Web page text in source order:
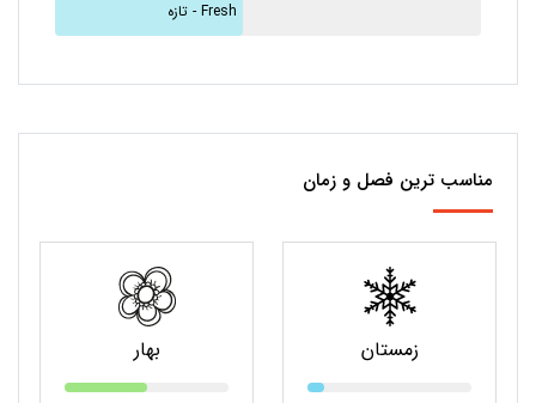
تازه - Fresh
مناسب ترین فصل و زمان
زمستان بهار